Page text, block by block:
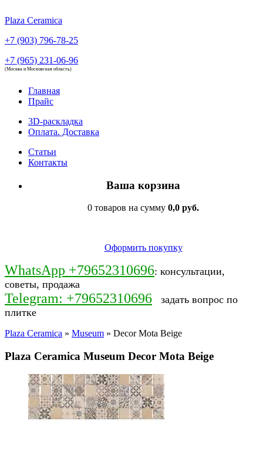
Plaza Ceramica
+7 (903) 796-78-25
+7 (965) 231-06-96
(Москва и Московская область)
Главная
Прайс
3D-раскладка
Оплата. Доставка
Статьи
Контакты
Ваша корзина
0 товаров на сумму 0,0 руб.
Оформить покупку
WhatsApp +79652310696: консультации,
советы, продажа
Telegram: +79652310696
задать вопрос по
плитке
Plaza Ceramica » Museum » Decor Mota Beige
Plaza Ceramica Museum Decor Mota Beige